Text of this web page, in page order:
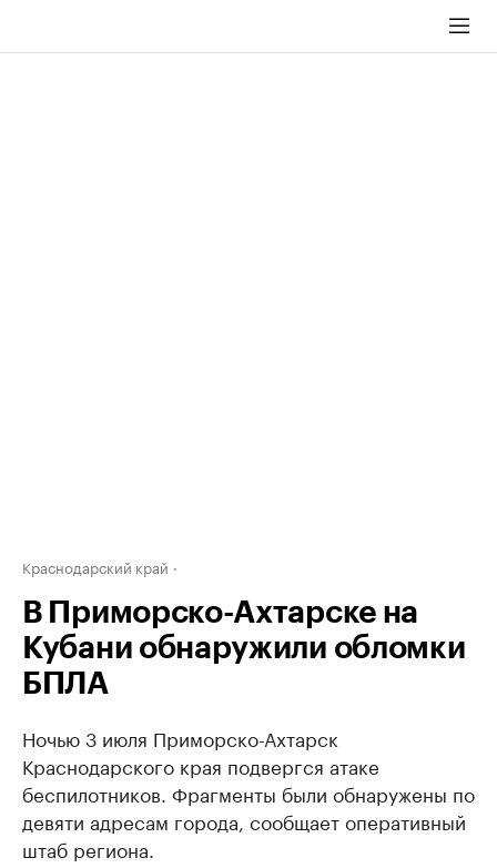
Краснодарский край
В Приморско-Ахтарске на
Кубани обнаружили обломки
БПЛА
Ночью 3 июля Приморско-Ахтарск
Краснодарского края подвергся атаке
беспилотников. Фрагменты были обнаружены по
девяти адресам города, сообщает оперативный
штаб региона.